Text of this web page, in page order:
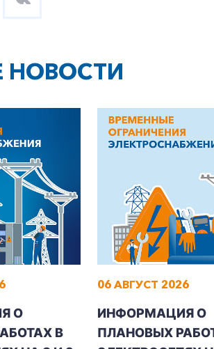
24-57
обратный звонок
клиентам
НОВОСТИ
О
В
06 АВГУСТ 2026
ИНФОРМАЦИЯ О
ПЛАНОВЫХ